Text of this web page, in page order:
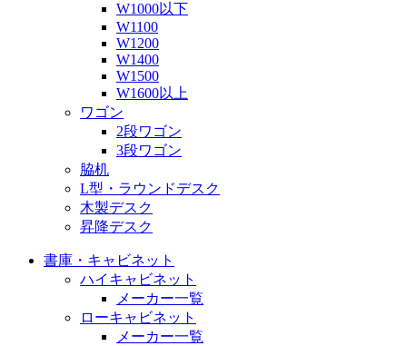
W1000以下
W1100
W1200
W1400
W1500
W1600以上
ワゴン
2段ワゴン
3段ワゴン
脇机
L型・ラウンドデスク
木製デスク
昇降デスク
書庫・キャビネット
ハイキャビネット
メーカー一覧
ローキャビネット
メーカー一覧